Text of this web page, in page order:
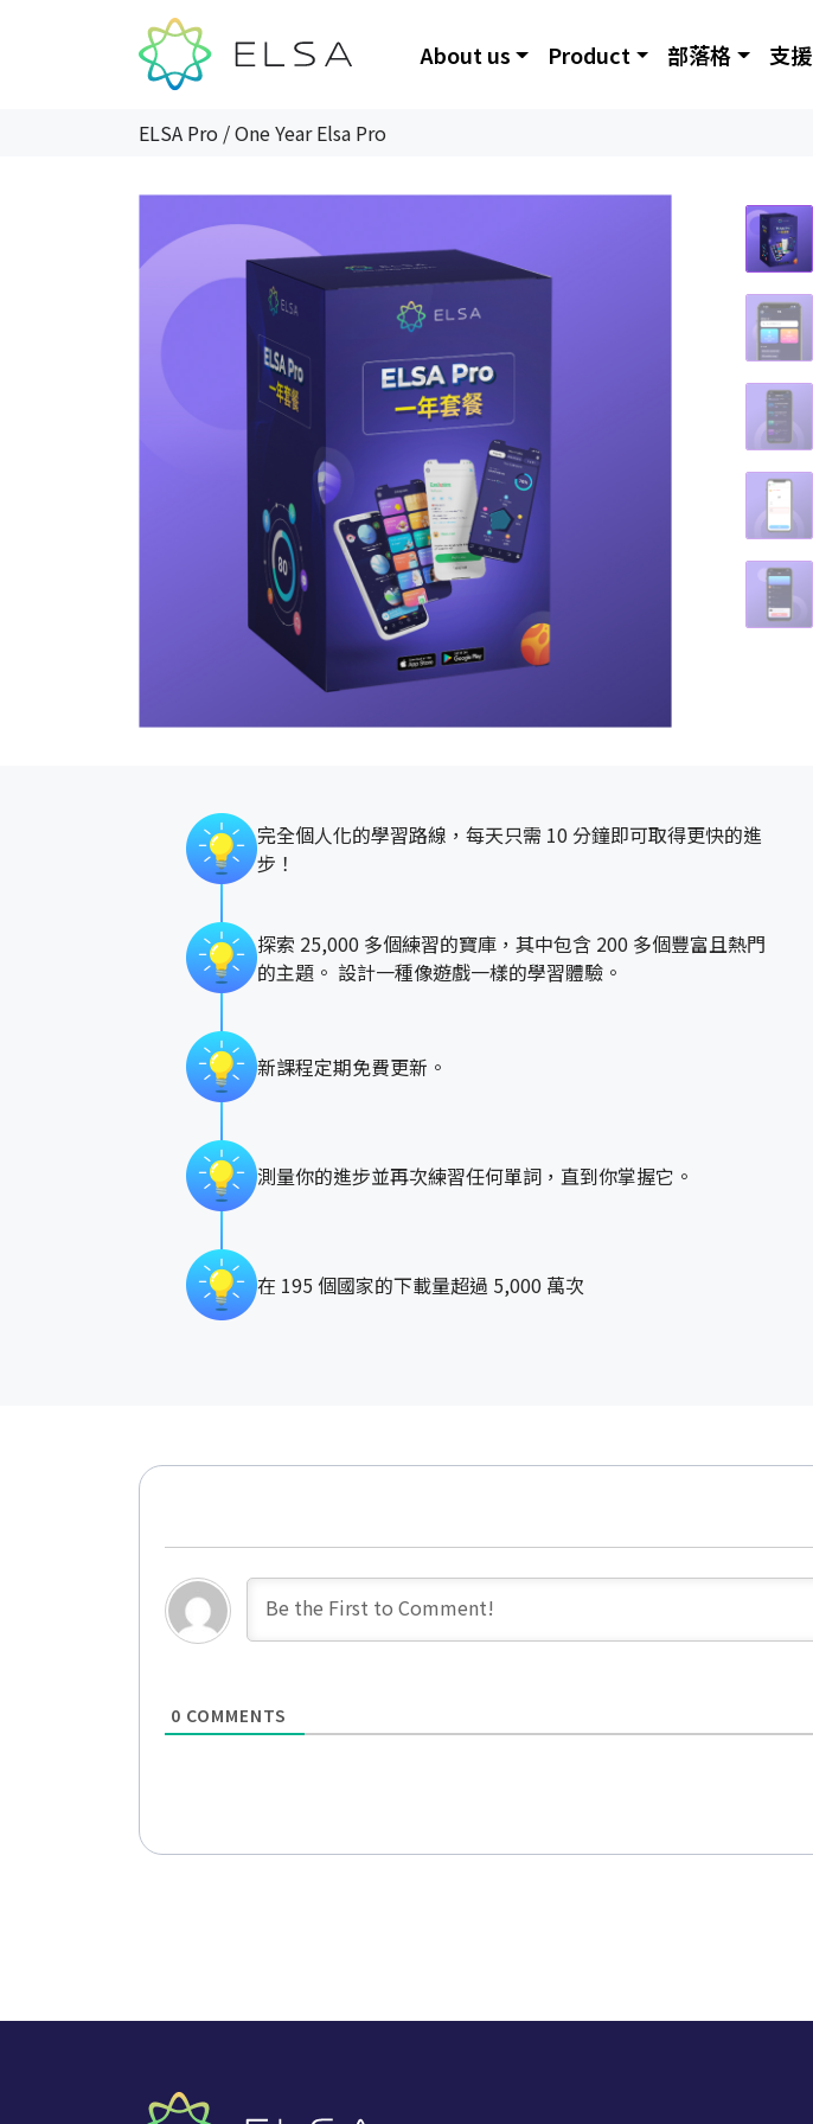
About us Product 部落格 支援
ELSA Pro /One Year Elsa Pro
完全個人化的學習路線，每天只需 10 分鐘即可取得更快的進
步！
探索 25,000 多個練習的寶庫，其中包含 200 多個豐富且熱門
的主題。 設計一種像遊戲一樣的學習體驗。
新課程定期免費更新。
測量你的進步並再次練習任何單詞，直到你掌握它。
在 195 個國家的下載量超過 5,000 萬次
0 COMMENTS